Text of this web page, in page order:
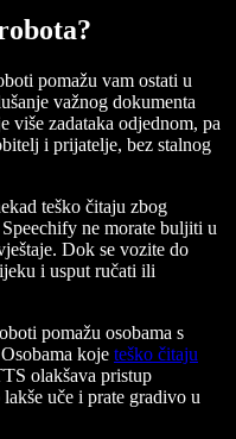
pomažu vam ostati u
važnog dokumenta
više zadataka odjednom, pa
i prijatelje, bez stalnog
teško čitaju zbog
ne morate buljiti u
Dok se vozite do
i usput ručati ili
pomažu osobama s
koje teško čitaju
olakšava pristup
uče i prate gradivo u